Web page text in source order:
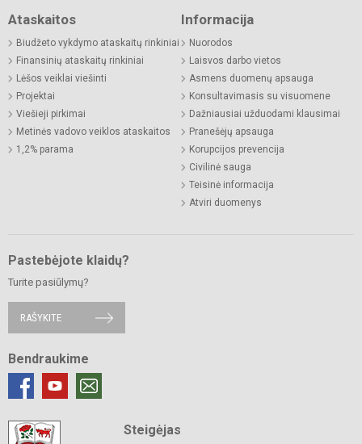
Ataskaitos
Biudžeto vykdymo ataskaitų rinkiniai
Finansinių ataskaitų rinkiniai
Lėšos veiklai viešinti
Projektai
Viešieji pirkimai
Metinės vadovo veiklos ataskaitos
1,2% parama
Informacija
Nuorodos
Laisvos darbo vietos
Asmens duomenų apsauga
Konsultavimasis su visuomene
Dažniausiai užduodami klausimai
Pranešėjų apsauga
Korupcijos prevencija
Civilinė sauga
Teisinė informacija
Atviri duomenys
Pastebėjote klaidų?
Turite pasiūlymų?
RAŠYKITE
Bendraukime
Steigėjas